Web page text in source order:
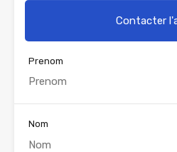
Contacter
Prenom
Nom